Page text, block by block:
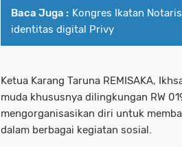
Baca Juga : Kongres Ikatan
identitas digital Privy
Ketua Karang Taruna REMISAKA,
muda khususnya dilingkungan RW
mengorganisasikan diri untuk
dalam berbagai kegiatan sosial.